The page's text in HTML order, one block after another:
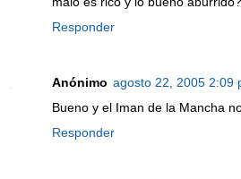
Responder
Anónimo agosto 22, 2005 2:09
Bueno y el Iman de la Mancha
Responder